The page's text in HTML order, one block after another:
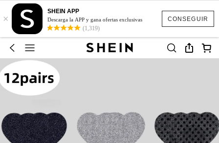
CONSEGUIR
×
SHEIN APP
Descarga la APP y gana ofertas exclusivas
(1,319)